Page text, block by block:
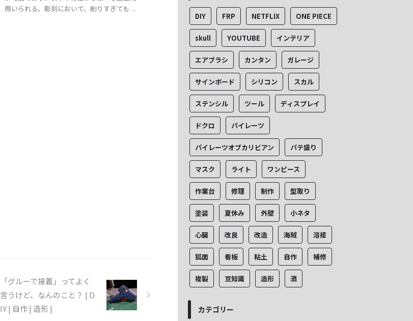
用いられる。彫刻において、削りすぎても ...
「グルーで接着」ってよく
言うけど、なんのこと？ | D
IY | 自作 | 造形 |
DIY FRP NETFLIX ONE PIECE
skull YOUTUBE インテリア
エアブラシ カンタン ガレージ
サインボード シリコン スカル
ステンシル ツール ディスプレイ
ドクロ パイレーツ
パイレーツオブカリビアン パテ盛り
マスク ライト ワンピース
作業台 修理 制作 型取り
塗装 夏休み 外壁 小ネタ
心臓 改良 改造 海賊 溶接
狐面 看板 粘土 自作 補修
複製 豆知識 造形 酒
カテゴリー